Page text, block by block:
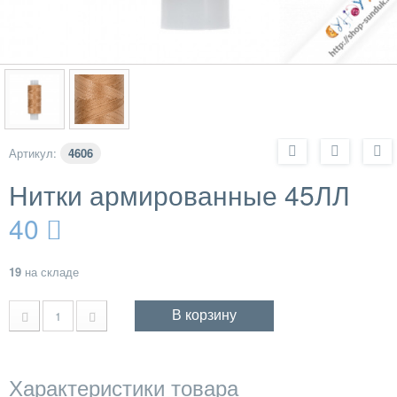
Артикул: 4606
Нитки армированные 45ЛЛ
40
19 на складе
В корзину
Характеристики товара